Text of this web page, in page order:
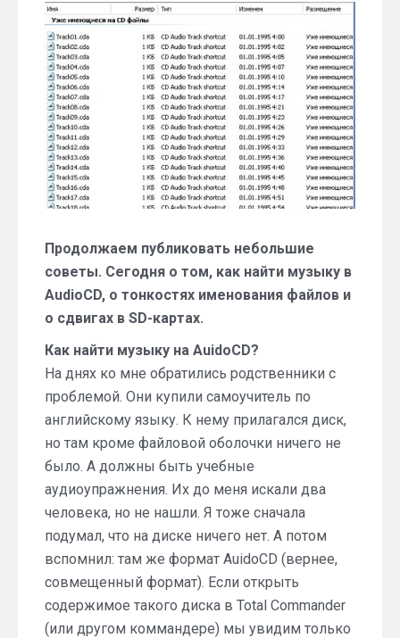
вопросы,
и
решения.
Часть
3
Продолжаем публиковать небольшие
советы. Сегодня о том, как найти музыку в
AudioCD, о тонкостях именования файлов и
о сдвигах в SD-картах.
Как найти музыку на AuidoCD?
На днях ко мне обратились родственники с
проблемой. Они купили самоучитель по
английскому языку. К нему прилагался диск,
но там кроме файловой оболочки ничего не
было. А должны быть учебные
аудиоупражнения. Их до меня искали два
человека, но не нашли. Я тоже сначала
подумал, что на диске ничего нет. А потом
вспомнил: там же формат AuidoCD (вернее,
совмещенный формат). Если открыть
содержимое такого диска в Total Commander
(или другом коммандере) мы увидим только